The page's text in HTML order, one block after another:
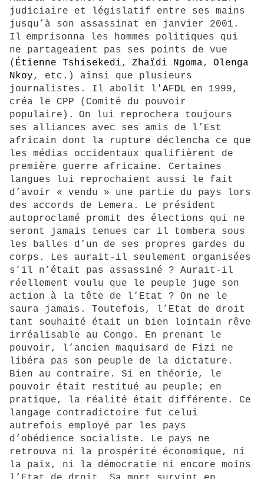
judiciaire et législatif entre ses mains
jusqu’à son assassinat en janvier 2001.
Il emprisonna les hommes politiques qui
ne partageaient pas ses points de vue
( Étienne Tshisekedi, Zhaïdi Ngoma,
Olenga
Nkoy, etc.) ainsi que plusieurs
journalistes. Il abolit l' AFDL en 1999,
créa le CPP (Comité du pouvoir
populaire).
On lui reprochera toujours
ses alliances avec ses amis de l’Est
africain dont la rupture déclencha ce que
les médias occidentaux qualifièrent de
première guerre africaine. Certaines
langues lui reprochaient aussi le fait
d’avoir « vendu » une partie du pays lors
des accords de Lemera. Le président
autoproclamé promit des élections qui ne
seront jamais tenues car il tombera sous
les balles d’un de ses propres gardes du
corps. Les aurait-il seulement organisées
s’il n’était pas assassiné ? Aurait-il
réellement voulu que le peuple juge son
action à la tête de l’Etat ? On ne le
saura jamais. Toutefois, l’Etat de droit
tant souhaité était un bien lointain rêve
irréalisable au Congo. En prenant le
pouvoir, l’ancien maquisard de Fizi ne
libéra pas son peuple de la dictature.
Bien au contraire. Si en théorie, le
pouvoir était restitué au peuple; en
pratique, la réalité était différente. Ce
langage contradictoire fut celui
autrefois employé par les pays
d’obédience socialiste. Le pays ne
retrouva ni la prospérité économique, ni
la paix, ni la démocratie ni encore moins